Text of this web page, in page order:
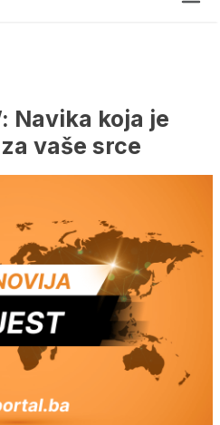
Navika koja je
vaše srce